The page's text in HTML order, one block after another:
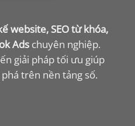
website, SEO từ khóa,
Ads chuyên nghiệp.
giải pháp tối ưu giúp
trên nền tảng số.